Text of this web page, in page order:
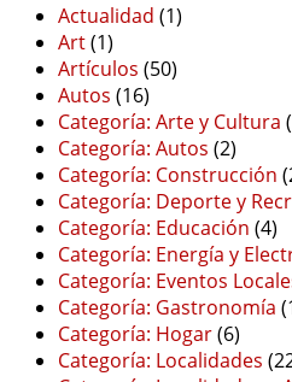
Actualidad (1)
Art(1)
Artículos (50)
Autos (16)
Categoría: Arte y Cultura
Categoría: Autos (2)
Categoría: Construcción
Categoría: Deporte y
Categoría: Educación (4)
Categoría: Energía y
Categoría: Eventos
Categoría: Gastronomía
Categoría: Hogar(6)
Categoría: Localidades